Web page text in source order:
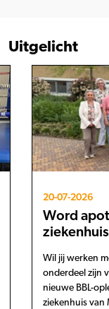
Uitgelicht
20-07-2026
Word
ziekenhuis
Wil jij werken
onderdeel zijn
nieuwe BBL-
ziekenhuis van